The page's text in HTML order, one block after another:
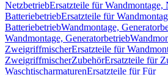
NetzbetriebErsatzteile für Wandmontage,
BatteriebetriebErsatzteile für
BatteriebetriebWandmontage,
Wandmontage, Generatorbetrieb
ZweigriffmischerErsatzteile für
ZweigriffmischerZubehörErsatzteile für
WaschtischarmaturenErsatzteile für Für